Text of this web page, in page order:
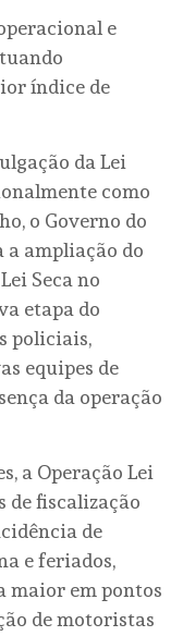
e
índice de
da Lei
como
o Governo do
a ampliação do
Seca no
etapa do
policiais,
equipes de
da operação
a Operação Lei
de fiscalização
de
e feriados,
maior em pontos
de motoristas